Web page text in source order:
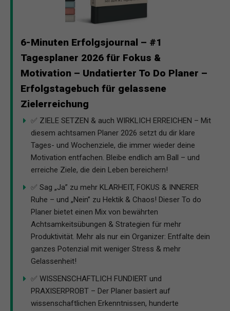
6-Minuten Erfolgsjournal – #1
Tagesplaner 2026 für Fokus &
Motivation – Undatierter To Do Planer –
Erfolgstagebuch für gelassene
Zielerreichung
✅ ZIELE SETZEN & auch WIRKLICH ERREICHEN – Mit
diesem achtsamen Planer 2026 setzt du dir klare
Tages- und Wochenziele, die immer wieder deine
Motivation entfachen. Bleibe endlich am Ball – und
erreiche Ziele, die dein Leben bereichern!
✅ Sag „Ja” zu mehr KLARHEIT, FOKUS & INNERER
Ruhe – und „Nein” zu Hektik & Chaos! Dieser To do
Planer bietet einen Mix von bewährten
Achtsamkeitsübungen & Strategien für mehr
Produktivität. Mehr als nur ein Organizer: Entfalte dein
ganzes Potenzial mit weniger Stress & mehr
Gelassenheit!
✅ WISSENSCHAFTLICH FUNDIERT und
PRAXISERPROBT – Der Planer basiert auf
wissenschaftlichen Erkenntnissen, hunderte